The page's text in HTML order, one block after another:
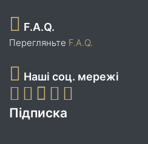
F.A.Q.
Перегляньте F.A.Q.
Наші соц. мережі
Підписка